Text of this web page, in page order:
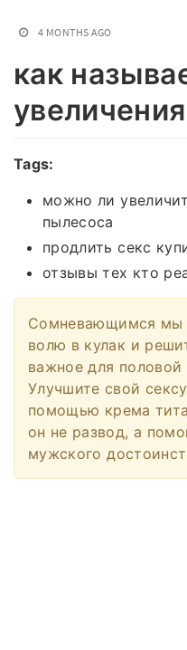
4 MONTHS AGO
как
Tags:
можно ли
пылесоса
продлить секс
отзывы тех кто
Сомневающимся мы
волю в кулак и
важное для
Улучшите свой
помощью крема
он не развод, а
мужского